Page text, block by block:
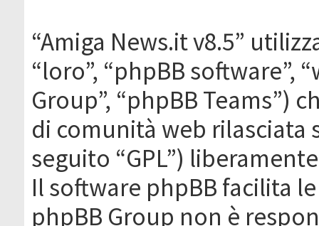
“Amiga News.it v8.5”
“loro”, “phpBB software”,
Group”, “phpBB Teams”)
di comunità web rilasciata
seguito “GPL”)
Il software phpBB facilita
phpBB Group non è